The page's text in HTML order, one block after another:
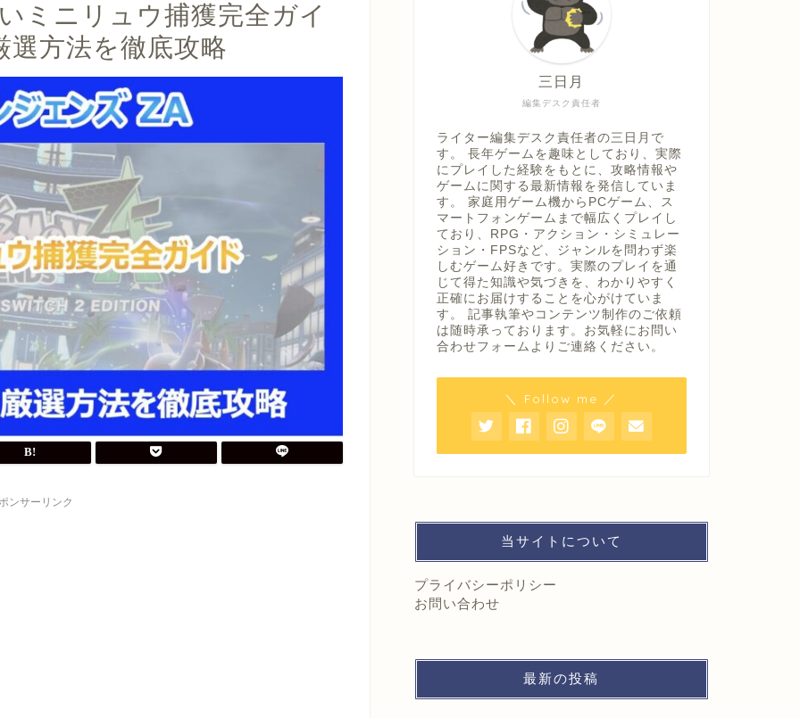
ミニリュウ捕獲完全ガイ
選方法を徹底攻略
ンサーリンク
編集デスク責任者
三日月
ライター編集デスク責任者の三日月で
す。 長年ゲームを趣味としており、実際
にプレイした経験をもとに、攻略情報や
ゲームに関する最新情報を発信していま
す。 家庭用ゲーム機からPCゲーム、ス
マートフォンゲームまで幅広くプレイし
ており、RPG・アクション・シミュレー
ション・FPSなど、ジャンルを問わず楽
しむゲーム好きです。実際のプレイを通
じて得た知識や気づきを、わかりやすく
正確にお届けすることを心がけていま
す。 記事執筆やコンテンツ制作のご依頼
は随時承っております。お気軽にお問い
合わせフォームよりご連絡ください。
＼ Follow me ／
当サイトについて
プライバシーポリシー
お問い合わせ
最新の投稿